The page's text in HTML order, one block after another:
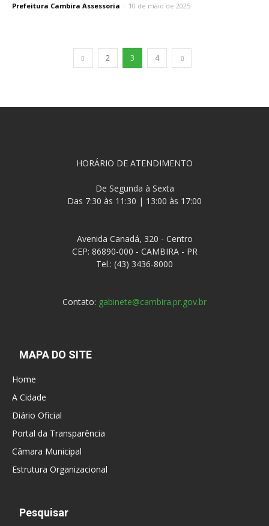
Prefeitura Cambira Assessoria - 10 de maio de 2025
2 3 4
HORÁRIO DE ATENDIMENTO
De Segunda à Sexta
Das 7:30 às 11:30 | 13:00 às 17:00
Avenida Canadá, 320 - Centro
CEP: 86890-000 - CAMBIRA - PR
Tel.: (43) 3436-8000
Contato: gabinete@cambira.pr.gov.br
MAPA DO SITE
Home
A Cidade
Diário Oficial
Portal da Transparência
Câmara Municipal
Estrutura Organizacional
Pesquisar